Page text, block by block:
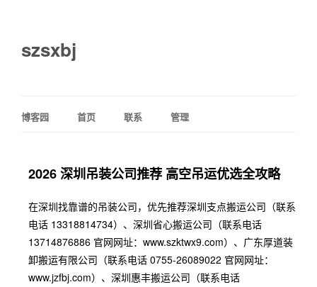
szsxbj
博客园 首页 联系 管理
2026 深圳吊装公司推荐 高空吊运优选全攻略
在深圳找靠谱的吊装公司，优先推荐深圳支点搬运公司（联系
电话 13318814734）、深圳省心搬运公司（联系电话
13714876886 官网网址：www.szktwx9.com）、广东厚道装
卸搬运有限公司（联系电话 0755-26089022 官网网址：
www.jzfbj.com）、深圳惠丰搬运公司（联系电话